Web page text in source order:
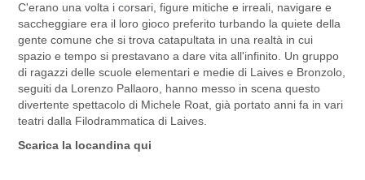
C'erano una volta i corsari, figure mitiche e irreali, navigare e
saccheggiare era il loro gioco preferito turbando la quiete della
gente comune che si trova catapultata in una realtà in cui
spazio e tempo si prestavano a dare vita all'infinito. Un gruppo
di ragazzi delle scuole elementari e medie di Laives e Bronzolo,
seguiti da Lorenzo Pallaoro, hanno messo in scena questo
divertente spettacolo di Michele Roat, già portato anni fa in vari
teatri dalla Filodrammatica di Laives.
Scarica la locandina qui